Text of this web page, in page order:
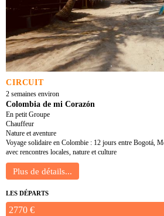
CIRCUIT
2 semaines environ
Colombia de mi Corazón
En petit Groupe
Chauffeur
Nature et aventure
Voyage solidaire en Colombie : 12 jours entre Bogotá,
avec rencontres locales, nature et culture
LES DÉPARTS
2770 €